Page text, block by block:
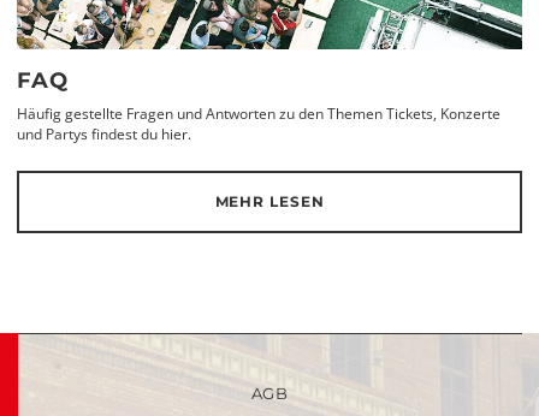
FAQ
Häufig gestellte Fragen und Antworten zu den Themen Tickets, Konzerte
und Partys findest du hier.
MEHR LESEN
AGB